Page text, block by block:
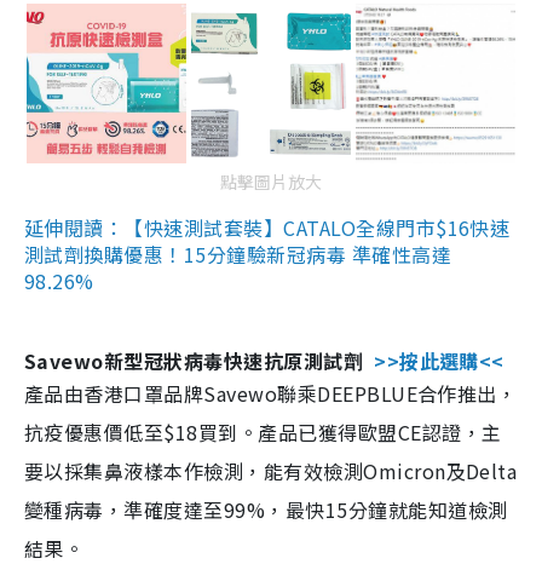
點擊圖片放大
延伸閱讀：【快速測試套裝】CATALO全線門市$16快速
測試劑換購優惠！15分鐘驗新冠病毒 準確性高達
98.26%
Savewo新型冠狀病毒快速抗原測試劑 >>按此選購<<
產品由香港口罩品牌Savewo聯乘DEEPBLUE合作推出，
抗疫優惠價低至$18買到。產品已獲得歐盟CE認證，主
要以採集鼻液樣本作檢測，能有效檢測Omicron及Delta
變種病毒，準確度達至99%，最快15分鐘就能知道檢測
結果。